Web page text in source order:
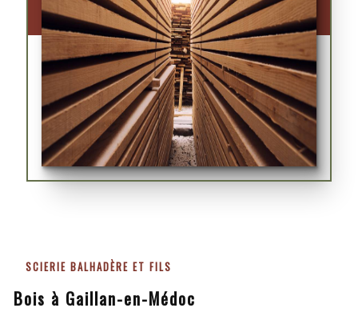
SCIERIE BALHADÈRE ET FILS
bois à Gaillan-en-Médoc